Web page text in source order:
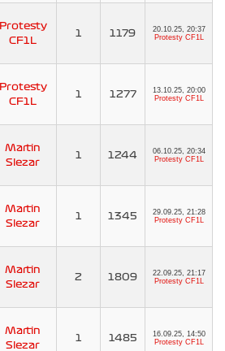
Protesty
CF1L
1 1179
20.10.25, 20:37
Protesty CF1L
Protesty
CF1L
1 1277
13.10.25, 20:00
Protesty CF1L
Martin
Slezar
1 1244
06.10.25, 20:34
Protesty CF1L
Martin
Slezar
1 1345
29.09.25, 21:28
Protesty CF1L
Martin
Slezar
2 1809
22.09.25, 21:17
Protesty CF1L
Martin
Slezar
1 1485
16.09.25, 14:50
Protesty CF1L